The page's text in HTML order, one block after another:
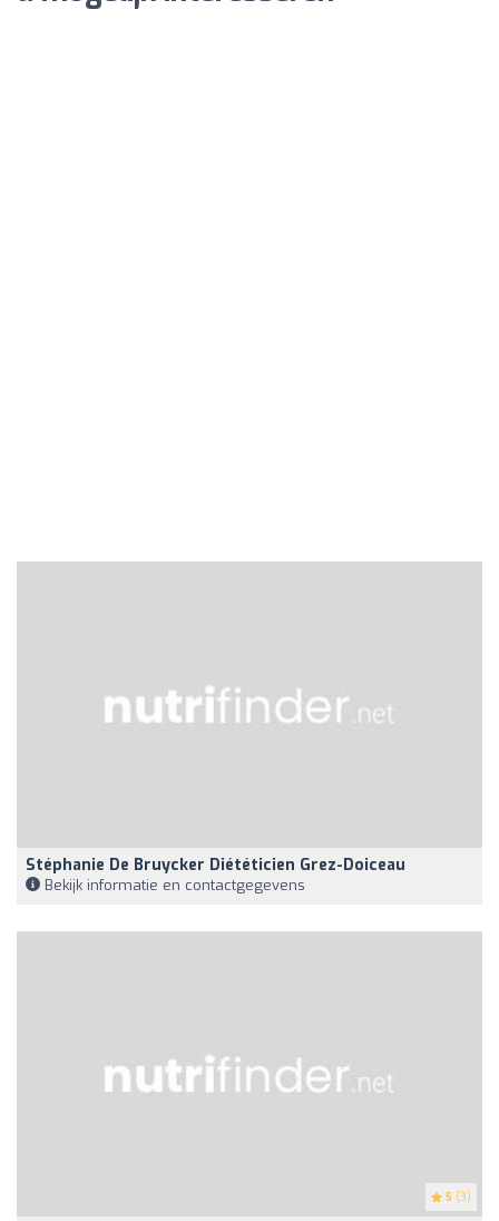
Stéphanie De Bruycker Diététicien Grez-Doiceau
Bekijk informatie en contactgegevens
5 (3)